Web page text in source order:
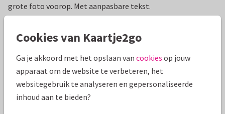
grote foto voorop. Met aanpasbare tekst.
Moederdag kaarten ilse
Specificaties bij deze kaart
Cookies van Kaartje2go
Ga je akkoord met het opslaan van cookies op jouw
apparaat om de website te verbeteren, het
websitegebruik te analyseren en gepersonaliseerde
inhoud aan te bieden?